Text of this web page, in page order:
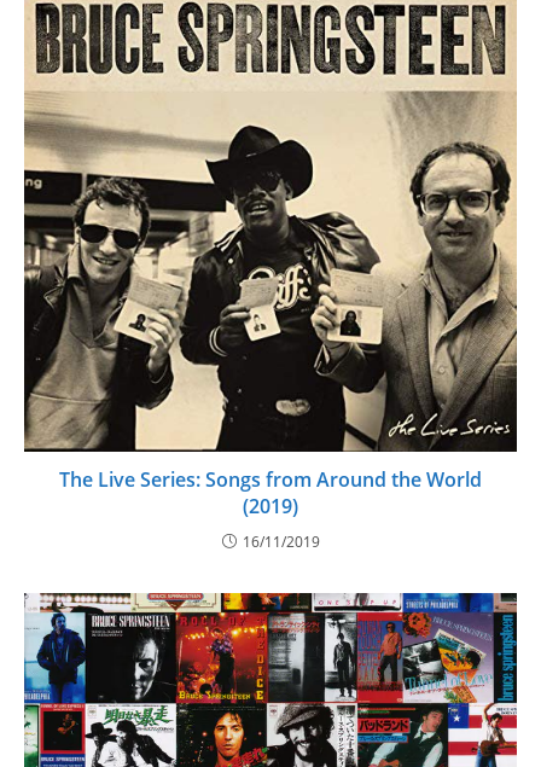
The Live Series: Songs from Around the World
(2019)
16/11/2019